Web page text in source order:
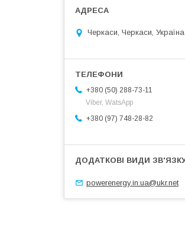
Черкаси, Черкаси, Україна
+380 (50) 288-73-11
Viber, WatsApp
+380 (97) 748-28-82
powerenergy.in.ua@ukr.net